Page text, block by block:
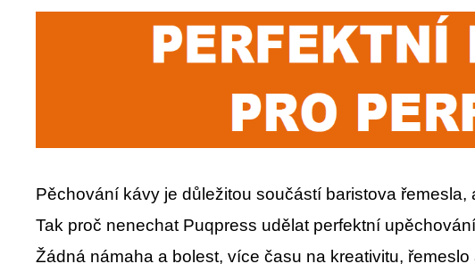
Pěchování kávy je důležitou součástí baristova
Tak proč nenechat Puqpress udělat perfektní
Žádná námaha a bolest, více času na kreativitu,